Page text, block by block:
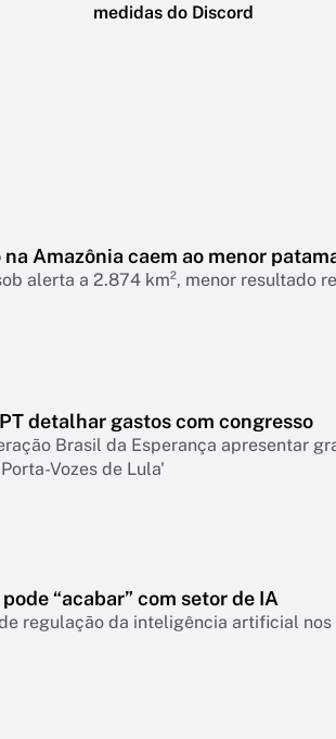
medidas do Discord
Amazônia caem ao menor
alerta a 2.874 km², menor resultado
detalhar gastos com congresso
Brasil da Esperança apresentar
Vozes de Lula'
“acabar” com setor de IA
regulação da inteligência artificial nos